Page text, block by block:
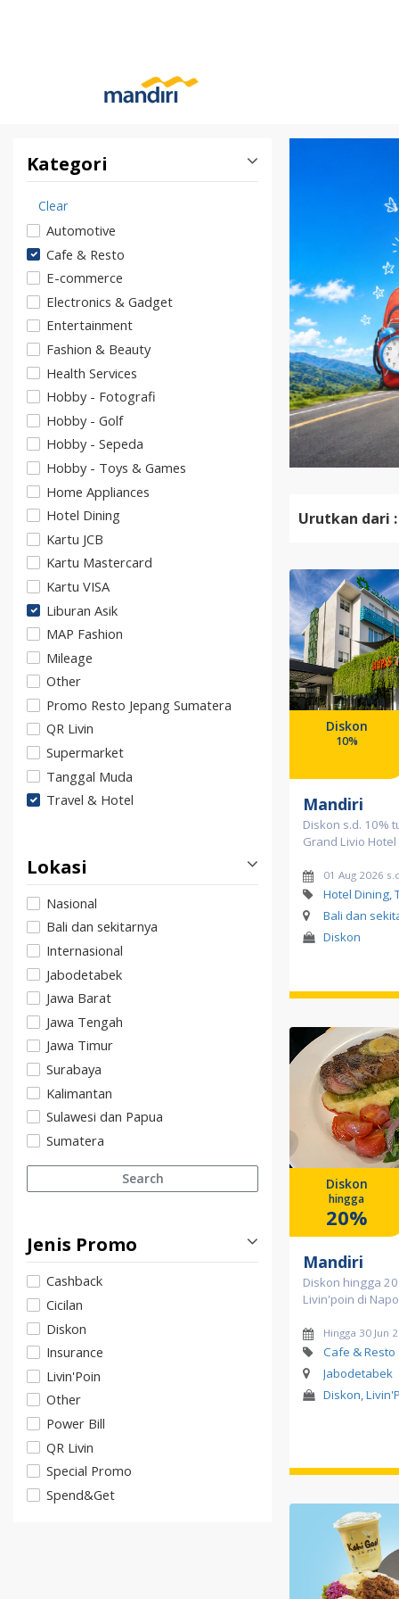
Kategori
Clear
Automotive
Cafe & Resto
E-commerce
Electronics & Gadget
Entertainment
Fashion & Beauty
Health Services
Hobby - Fotografi
Hobby - Golf
Hobby - Sepeda
Hobby - Toys & Games
Home Appliances
Hotel Dining
Kartu JCB
Kartu Mastercard
Kartu VISA
Liburan Asik
MAP Fashion
Mileage
Other
Promo Resto Jepang Sumatera
QR Livin
Supermarket
Tanggal Muda
Travel & Hotel
Lokasi
Nasional
Bali dan sekitarnya
Internasional
Jabodetabek
Jawa Barat
Jawa Tengah
Jawa Timur
Surabaya
Kalimantan
Sulawesi dan Papua
Sumatera
Search
Jenis Promo
Cashback
Cicilan
Diskon
Insurance
Livin'Poin
Other
Power Bill
QR Livin
Special Promo
Spend&Get
Urutkan dari :
Diskon
10%
Mandiri
Diskon s.d. 10%
Grand Livio Hotel
01 Aug 2026
Hotel Dining,
Bali dan
Diskon
Diskon
hingga
20%
Mandiri
Diskon hingga
Livin'poin di
Hingga 30 Jun
Cafe & Resto
Jabodetabek
Diskon,